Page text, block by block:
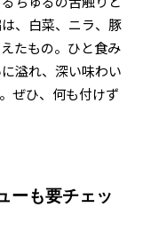
、白菜、ニラ、豚
たもの。ひと食み
溢れ、深い味わい
ぜひ、何も付けず
ーも要チェッ